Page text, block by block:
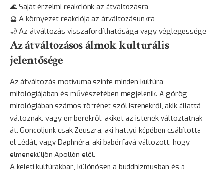
🌊 Saját érzelmi reakciónk az átváltozásra
🔮 A környezet reakciója az átváltozásunkra
🌙 Az átváltozás visszafordíthatósága vagy véglegessége
Az átváltozásos álmok kulturális
jelentősége
Az átváltozás motívuma szinte minden kultúra
mitológiájában és művészetében megjelenik. A görög
mitológiában számos történet szól istenekről, akik állattá
változnak, vagy emberekről, akiket az istenek változtatnak
át. Gondoljunk csak Zeuszra, aki hattyú képében csábította
el Lédát, vagy Daphnéra, aki babérfává változott, hogy
elmeneküljön Apollón elől.
A keleti kultúrákban, különösen a buddhizmusban és a